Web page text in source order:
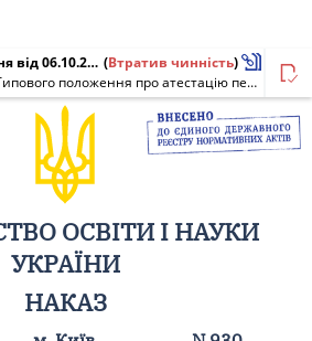
Наказ, Положення від 06.10.2010 № 930 (Втратив чинність)
Про затвердження Типового положення про атестацію педагогічних працівників